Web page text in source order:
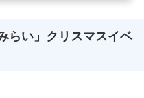
らい」クリスマスイベ